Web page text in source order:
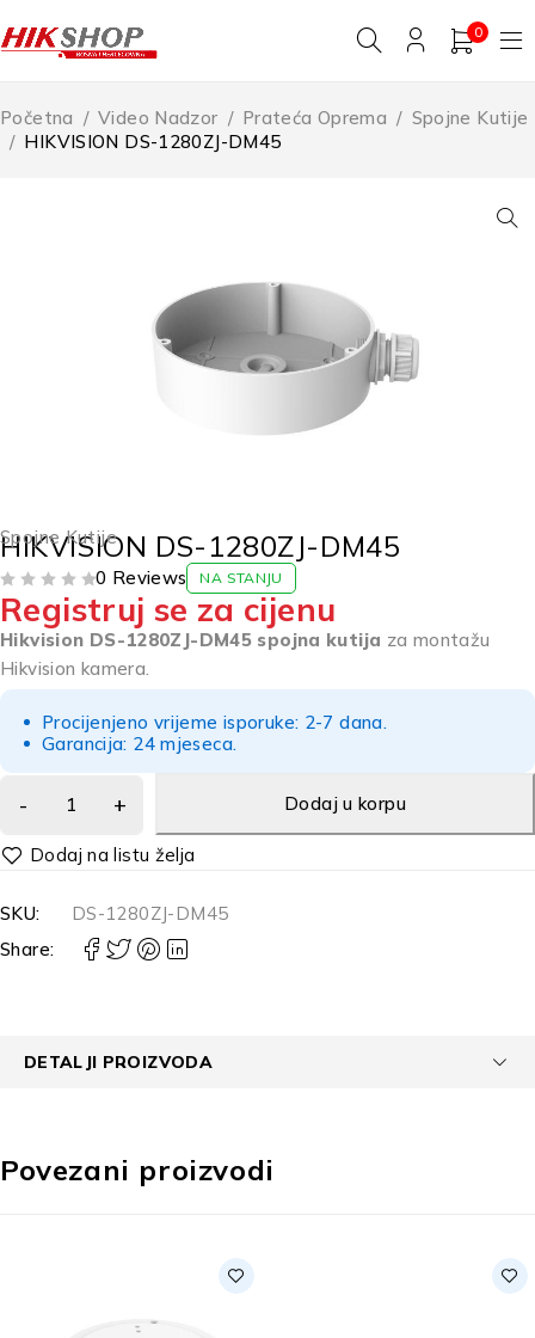
0
Početna / Video Nadzor / Prateća Oprema / Spojne Kutije
/ HIKVISION DS-1280ZJ-DM45
Spojne Kutije
HIKVISION DS-1280ZJ-DM45
0 Reviews NA STANJU
Registruj se za cijenu
Hikvision DS-1280ZJ-DM45 spojna kutija za montažu
Hikvision kamera.
Procijenjeno vrijeme isporuke: 2-7 dana.
Garancija: 24 mjeseca.
Dodaj u korpu
Alternative:
SKU:
DS-1280ZJ-DM45
Share:
DETALJI PROIZVODA
Povezani proizvodi